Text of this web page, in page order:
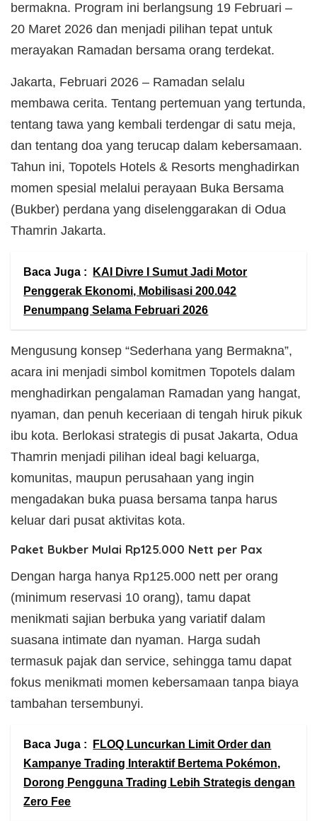
bermakna. Program ini berlangsung 19 Februari –
20 Maret 2026 dan menjadi pilihan tepat untuk
merayakan Ramadan bersama orang terdekat.
Jakarta, Februari 2026 – Ramadan selalu
membawa cerita. Tentang pertemuan yang tertunda,
tentang tawa yang kembali terdengar di satu meja,
dan tentang doa yang terucap dalam kebersamaan.
Tahun ini, Topotels Hotels & Resorts menghadirkan
momen spesial melalui perayaan Buka Bersama
(Bukber) perdana yang diselenggarakan di Odua
Thamrin Jakarta.
Baca Juga :
KAI Divre I Sumut Jadi Motor
Penggerak Ekonomi, Mobilisasi 200.042
Penumpang Selama Februari 2026
Mengusung konsep “Sederhana yang Bermakna”,
acara ini menjadi simbol komitmen Topotels dalam
menghadirkan pengalaman Ramadan yang hangat,
nyaman, dan penuh keceriaan di tengah hiruk pikuk
ibu kota. Berlokasi strategis di pusat Jakarta, Odua
Thamrin menjadi pilihan ideal bagi keluarga,
komunitas, maupun perusahaan yang ingin
mengadakan buka puasa bersama tanpa harus
keluar dari pusat aktivitas kota.
Paket Bukber Mulai Rp125.000 Nett per Pax
Dengan harga hanya Rp125.000 nett per orang
(minimum reservasi 10 orang), tamu dapat
menikmati sajian berbuka yang variatif dalam
suasana intimate dan nyaman. Harga sudah
termasuk pajak dan service, sehingga tamu dapat
fokus menikmati momen kebersamaan tanpa biaya
tambahan tersembunyi.
Baca Juga :
FLOQ Luncurkan Limit Order dan
Kampanye Trading Interaktif Bertema Pokémon,
Dorong Pengguna Trading Lebih Strategis dengan
Zero Fee